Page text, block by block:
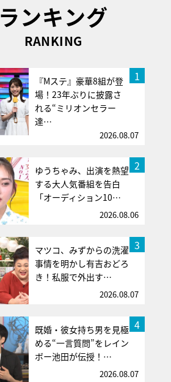
ランキング
RANKING
1
『Mステ』豪華8組が登
場！23年ぶりに披露さ
れる“ミリオンセラー
達…
2026.08.07
2
ゆうちゃみ、出演を熱望
する大人気番組を告白
「オーディション10…
2026.08.06
3
マツコ、みずからの洗濯
事情を明かし有吉おどろ
き！私服で外出す…
2026.08.07
4
既婚・彼女持ち男を見極
める“一言質問”をレイン
ボー池田が伝授！…
2026.08.07